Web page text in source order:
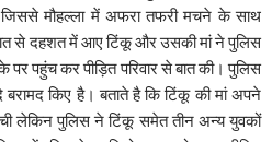
मौहल्ला में अफरा तफरी मचने के साथ
से दहशत में आए टिंकू और उसकी मां ने पुलिस
पर पहुंच कर पीड़ित परिवार से बात की। पुलिस
किए है। बताते है कि टिंकू की मां अपने
लेकिन पुलिस ने टिंकू समेत तीन अन्य युवकों